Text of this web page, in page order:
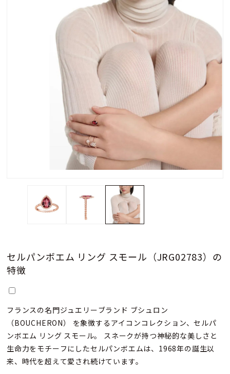
セルパンボエム リング スモール（JRG02783）の
特徴
フランスの名門ジュエリーブランド ブシュロン
（BOUCHERON） を象徴するアイコンコレクション、セルパ
ンボエム リング スモール。 スネークが持つ神秘的な美しさと
生命力をモチーフにしたセルパンボエムは、1968年の誕生以
来、時代を超えて愛され続けています。